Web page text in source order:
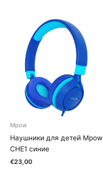
Mpow
Наушники для детей Mpow
CHE1 синие
€23,00